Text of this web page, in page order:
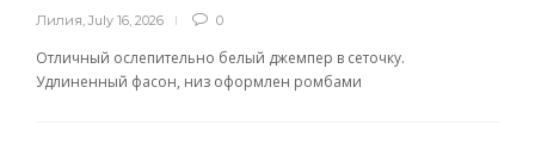
Лилия, July 16, 2026 0
Отличный ослепительно белый джемпер в сеточку.
Удлиненный фасон, низ оформлен ромбами